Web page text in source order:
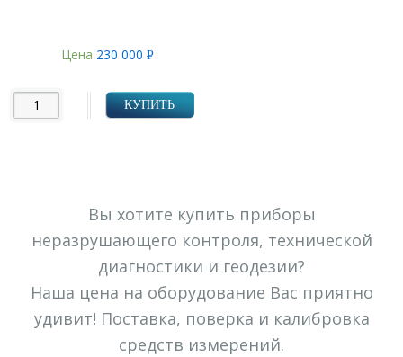
Цена 230 000 Р
КУПИТЬ
Вы хотите купить приборы
неразрушающего контроля, технической
диагностики и геодезии?
Наша цена на оборудование Вас приятно
удивит! Поставка, поверка и калибровка
средств измерений.